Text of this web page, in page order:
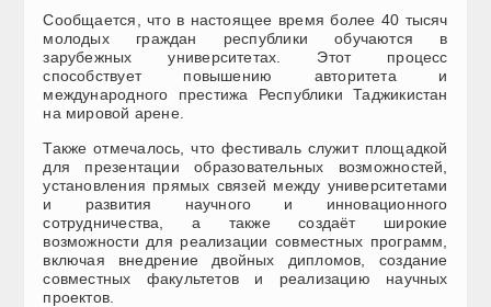
Сообщается, что в настоящее время более 40 тысяч
молодых граждан республики обучаются в
зарубежных университетах. Этот процесс
способствует повышению авторитета и
международного престижа Республики Таджикистан
на мировой арене.
Также отмечалось, что фестиваль служит площадкой
для презентации образовательных возможностей,
установления прямых связей между университетами
и развития научного и инновационного
сотрудничества, а также создаёт широкие
возможности для реализации совместных программ,
включая внедрение двойных дипломов, создание
совместных факультетов и реализацию научных
проектов.